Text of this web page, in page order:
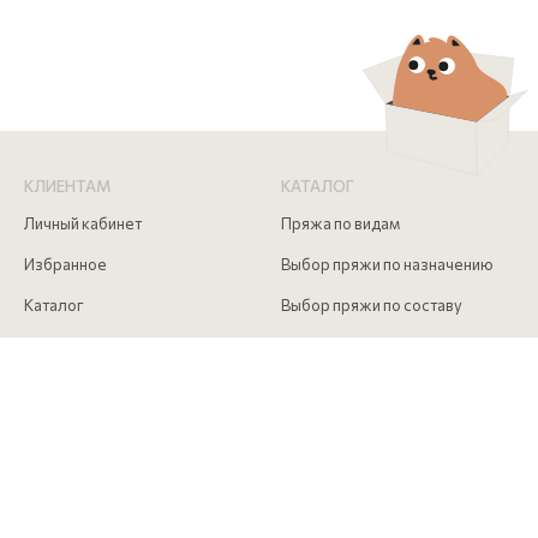
КЛИЕНТАМ
Личный кабинет
Избранное
Каталог
КАТАЛОГ
Пряжа по видам
Выбор пряжи по назначению
Выбор пряжи по составу